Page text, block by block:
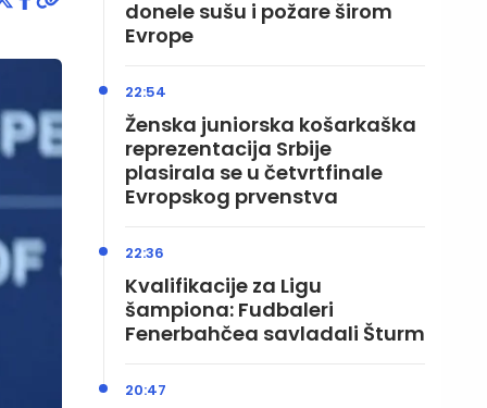
donele sušu i požare širom
Evrope
Ženska juniorska košarkaška
reprezentacija Srbije
plasirala se u četvrtfinale
Evropskog prvenstva
22:54
Kvalifikacije za Ligu
šampiona: Fudbaleri
Fenerbahčea savladali Šturm
22:36
20:47